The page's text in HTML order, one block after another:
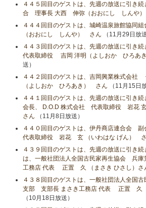
４４５回目のゲストは、先週の放送に引き
合 理事長 大西 伸弥（おおにし しんや
４４４回目のゲストは、城崎温泉旅館協
（おおにし しんや） さん （11月29日放送
４４３回目のゲストは、先週の放送に引き
代表取締役 吉岡 洋明（よしおか ひろあ
送）
４４２回目のゲストは、吉岡興業株式会
（よしおか ひろあき） さん （11月15日
４４１回目のゲストは、先週の放送に引き
会長、 D.O.D 株式会社 代表取締役 岩花
さん （11月8日放送）
４４０回目のゲストは、伊丹商店連合会
代表取締役 岩花 玄 （いわはな げん）
４３９回目のゲストは、先週の放送に引き続
は、一般社団法人全国古民家再生協会 兵
工務店 代表 正置 久 （まさき ひさし）さ
４３８回目のゲストは、一般社団法人全国
支部 支部長 まさき工務店 代表 正置 久
（10月18日放送）